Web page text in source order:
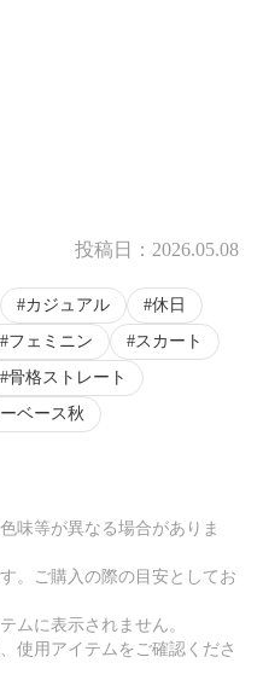
投稿日： 2026.05.08
カジュアル
休日
フェミニン
スカート
骨格ストレート
ベース秋
味等が異なる場合がありま
。ご購入の際の目安としてお
ムに表示されません。
使用アイテムをご確認くださ